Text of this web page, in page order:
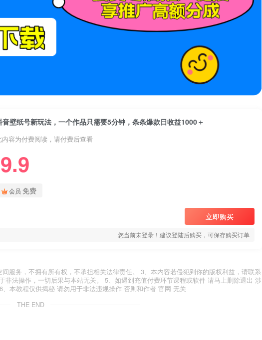
音壁纸号新玩法，一个作品只需要5分钟，条条爆款日收益1000＋
内容为付费阅读，请付费后查看
9.9
会员 免费
立即购买
您当前未登录！建议登陆后购买，可保存购买订单
服务，不拥有所有权，不承担相关法律责任。 3、本内容若侵犯到你的版权利益，请联系
法操作，一切后果与本站无关。 5、如遇到充值付费环节课程或软件 请马上删除退出 涉
本教程仅供揭秘 请勿用于非法违规操作 否则和作者 官网 无关
THE END